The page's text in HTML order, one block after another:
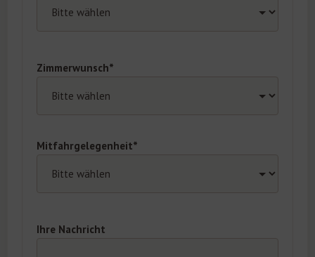
Zimmerwunsch*
Mitfahrgelegenheit*
Ihre Nachricht